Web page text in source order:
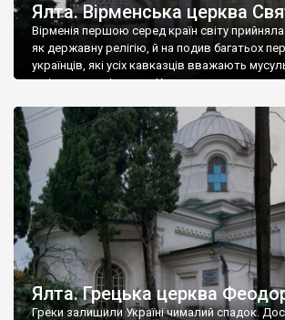
Ялта. Вірменська церква
Вірменія першою серед країн світу
як державну релігію, й на подив багатьох
українців, які усіх кавказців вважають
є відданими вірянами Христа
Ялта. Грецька церква
Греки залишили Україні чималий спадок.